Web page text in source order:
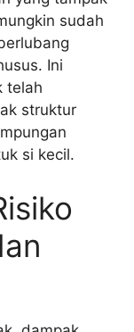
sudah
Ini
telah
struktur
si kecil.